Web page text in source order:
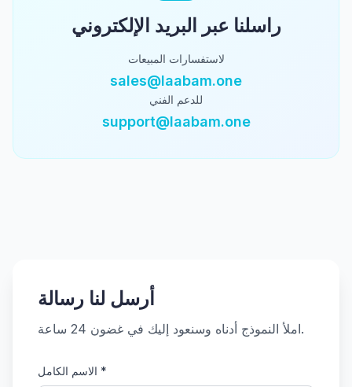
راسلنا عبر البريد الإلكتروني
لاستفسارات المبيعات
sales@laabam.one
للدعم الفني
support@laabam.one
أرسل لنا رسالة
املأ النموذج أدناه وسنعود إليك في غضون 24 ساعة.
الاسم الكامل *